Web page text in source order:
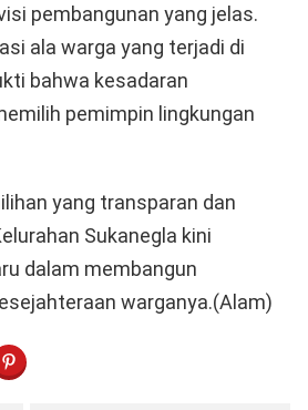
pembangunan yang jelas.
ala warga yang terjadi di
bahwa kesadaran
pemimpin lingkungan
yang transparan dan
Sukanegla kini
dalam membangun
warganya.(Alam)
MESSENGER